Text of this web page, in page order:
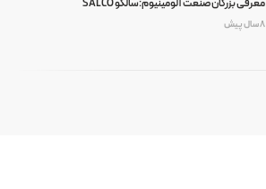
معرفی بزرگان صنعت آلومینیوم:سالکو SALCO
8 سال پیش